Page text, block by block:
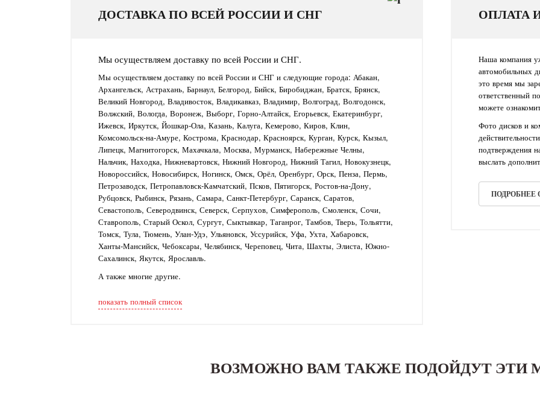
ДОСТАВКА ПО ВСЕЙ РОССИИ И СНГ
Мы осуществляем доставку по всей России и СНГ.
Мы осуществляем доставку по всей России и СНГ и следующие города: Абакан,
Архангельск, Астрахань, Барнаул, Белгород, Бийск, Биробиджан, Братск, Брянск,
Великий Новгород, Владивосток, Владикавказ, Владимир, Волгоград, Волгодонск,
Волжский, Вологда, Воронеж, Выборг, Горно-Алтайск, Егорьевск, Екатеринбург,
Ижевск, Иркутск, Йошкар-Ола, Казань, Калуга, Кемерово, Киров, Клин,
Комсомольск-на-Амуре, Кострома, Краснодар, Красноярск, Курган, Курск, Кызыл,
Липецк, Магнитогорск, Махачкала, Москва, Мурманск, Набережные Челны,
Нальчик, Находка, Нижневартовск, Нижний Новгород, Нижний Тагил, Новокузнецк,
Новороссийск, Новосибирск, Ногинск, Омск, Орёл, Оренбург, Орск, Пенза, Пермь,
Петрозаводск, Петропавловск-Камчатский, Псков, Пятигорск, Ростов-на-Дону,
Рубцовск, Рыбинск, Рязань, Самара, Санкт-Петербург, Саранск, Саратов,
Севастополь, Северодвинск, Северск, Серпухов, Симферополь, Смоленск, Сочи,
Ставрополь, Старый Оскол, Сургут, Сыктывкар, Таганрог, Тамбов, Тверь, Тольятти,
Томск, Тула, Тюмень, Улан-Удэ, Ульяновск, Уссурийск, Уфа, Ухта, Хабаровск,
Ханты-Мансийск, Чебоксары, Челябинск, Череповец, Чита, Шахты, Элиста, Южно-
Сахалинск, Якутск, Ярославль.
А также многие другие.
показать полный список
ОПЛАТА
Наша компания
автомобильных
это время мы
ответственный
можете
Фото дисков и
подтверждения
выслать
ВОЗМОЖНО ВАМ ТАКЖЕ ПОДОЙДУТ ЭТИ